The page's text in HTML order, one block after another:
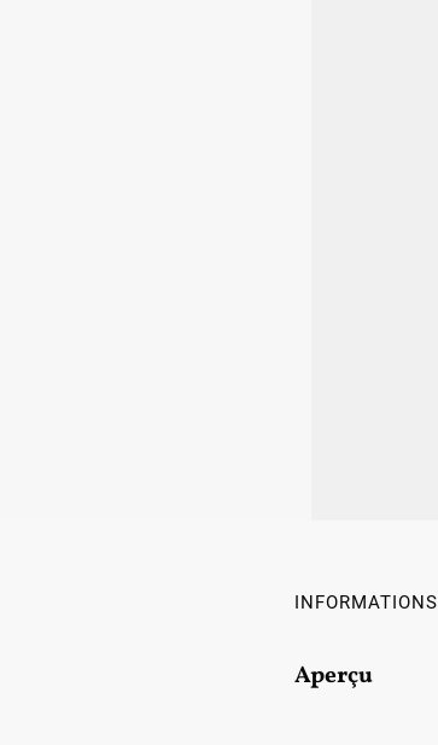
INFORMATIONS
Aperçu